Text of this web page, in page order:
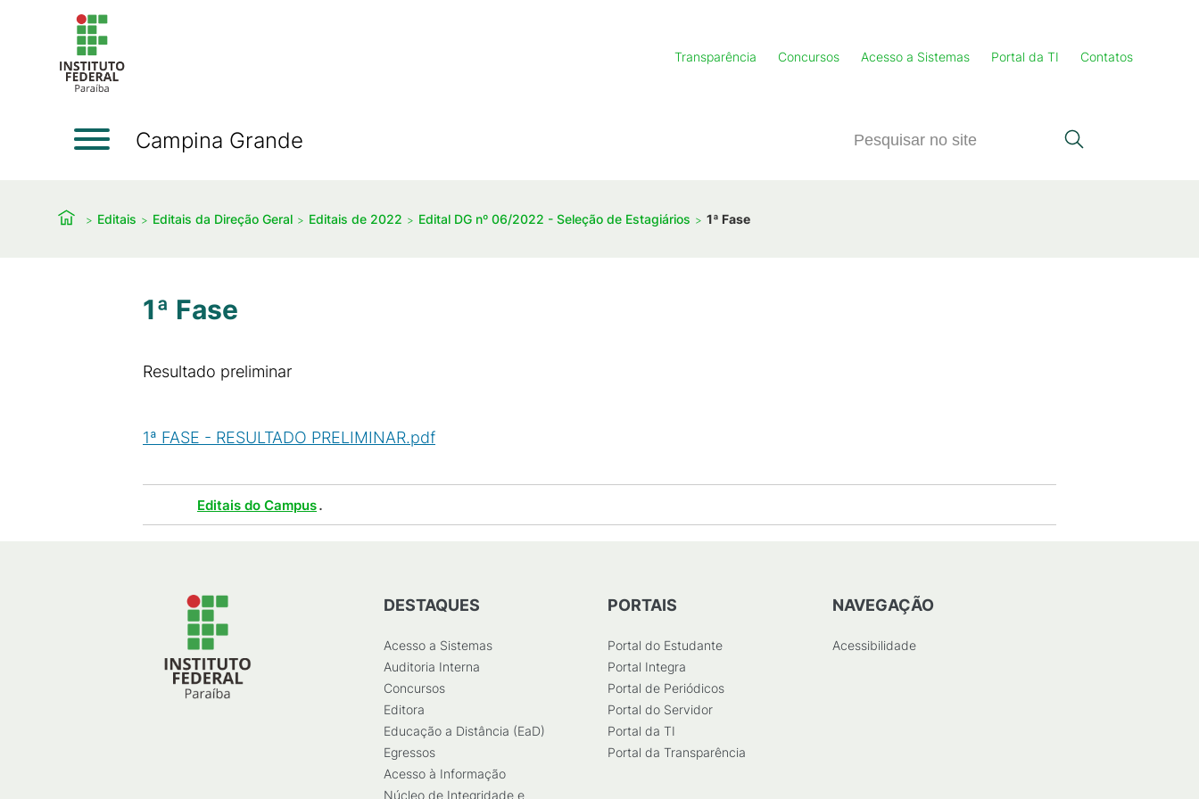
Transparência Concursos Acesso a Sistemas Portal da TI Contatos
Campina Grande
Editais Editais da Direção Geral Editais de 2022 Edital DG nº 06/2022 - Seleção de Estagiários 1ª Fase
1ª Fase
Resultado preliminar
1ª FASE - RESULTADO PRELIMINAR.pdf
Editais do Campus.
DESTAQUES
Acesso a Sistemas
Auditoria Interna
Concursos
Editora
Educação a Distância (EaD)
Egressos
Acesso à Informação
Núcleo de Integridade e
PORTAIS
Portal do Estudante
Portal Integra
Portal de Periódicos
Portal do Servidor
Portal da TI
Portal da Transparência
NAVEGAÇÃO
Acessibilidade